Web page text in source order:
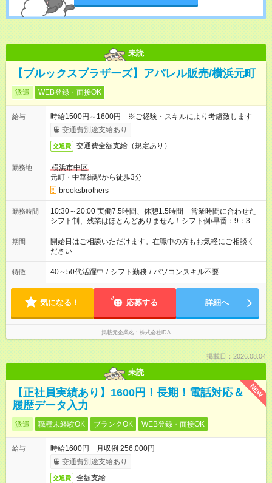
未読
【ブルックスブラザーズ】アパレル販売/横浜元町
派遣 WEB登録・面接OK
給与
時給1500円～1600円 ※ご経験・スキルにより考慮致します
交通費別途支給あり
交通費 交通費全額支給（規定あり）
勤務地
横浜市中区
元町・中華街駅から徒歩3分
brooksbrothers
勤務時間
10:30～20:00 実働7.5時間、休憩1.5時間 営業時間に合わせた
シフト制、残業はほとんどありません！シフト例/早番：9：30
～18：30、遅番：11：30～20：30
期間
開始日はご相談いただけます。在職中の方もお気軽にご相談く
ださい
特徴 40～50代活躍中 / シフト勤務 / パソコンスキル不要
気になる！ 応募する 詳細へ
掲載元企業名 株式会社iDA
掲載日：2026.08.04
未読
NEW
【正社員実績あり】1600円！長期！電話対応＆
履歴データ入力
派遣 職種未経験OK ブランクOK WEB登録・面接OK
給与
時給1600円 月収例 256,000円
交通費別途支給あり
交通費 全額支給